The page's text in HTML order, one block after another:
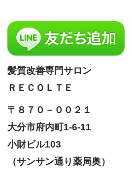
髪質改善専門サロン
ＲＥＣＯＬＴＥ
〒８７０－００２１
大分市府内町1-6-11
小財ビル103
（サンサン通り薬局奥）